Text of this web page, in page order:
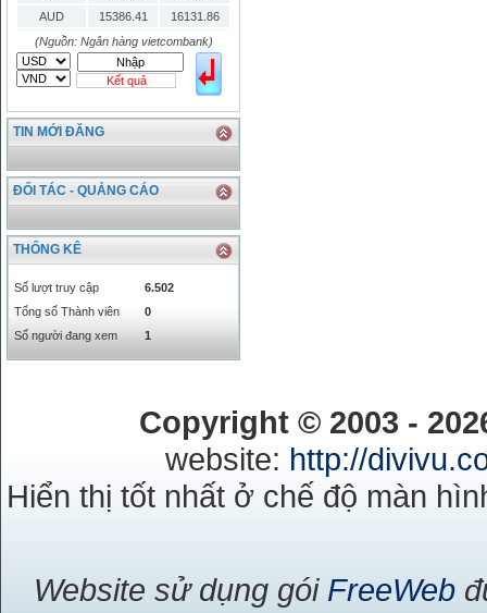
AUD
15386.41
16131.86
HKD
2906.04
3028.6
SGD
16755.29
17427.08
THB
666.2
786.99
CAD
17223.74
18058.21
CHF
23161.62
24283.77
INR
0
KRW
18.01
21.12
KWD
0
79758.97
MYR
5808.39
RMB
3272
RUB
(Nguồn: Ngân hàng vietcombank)
Kết quả
TIN MỚI ĐĂNG
ĐỐI TÁC - QUẢNG CÁO
THỐNG KÊ
Số lượt truy cập
6.502
Tổng số Thành viên
0
Số người đang xem
1
Copyright © 2003 -
website: http://
Hiển thị tốt nhất ở chế độ màn
Website sử dụng gói FreeWeb